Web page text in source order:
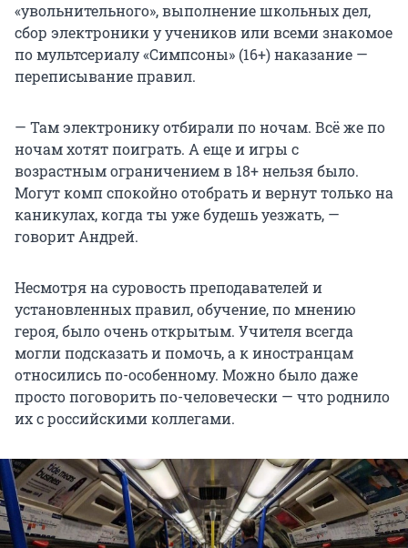
«увольнительного», выполнение школьных дел,
сбор электроники у учеников или всеми знакомое
по мультсериалу «Симпсоны» (16+) наказание —
переписывание правил.
— Там электронику отбирали по ночам. Всё же по
ночам хотят поиграть. А еще и игры с
возрастным ограничением в 18+ нельзя было.
Могут комп спокойно отобрать и вернут только на
каникулах, когда ты уже будешь уезжать, —
говорит Андрей.
Несмотря на суровость преподавателей и
установленных правил, обучение, по мнению
героя, было очень открытым. Учителя всегда
могли подсказать и помочь, а к иностранцам
относились по-особенному. Можно было даже
просто поговорить по-человечески — что роднило
их с российскими коллегами.